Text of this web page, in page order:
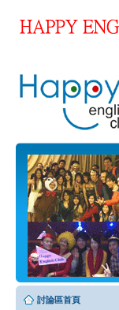
討論區首頁